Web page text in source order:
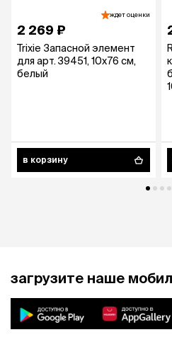
ждет оценки
2 269 ₽
Trixie Запасной элемент
для арт. 39451, 10х76 см,
белый
в корзину
загрузите наше